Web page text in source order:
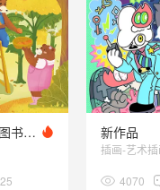
儿童插画|小班绘本图书封面绘制
25
新作品
插画-艺术插
4070